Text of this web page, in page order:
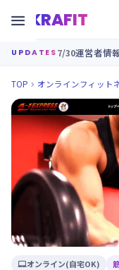
KRAFIT

UPDATES 7/30運営者情
TOP  オンラインフィット
オンライン(自宅OK)